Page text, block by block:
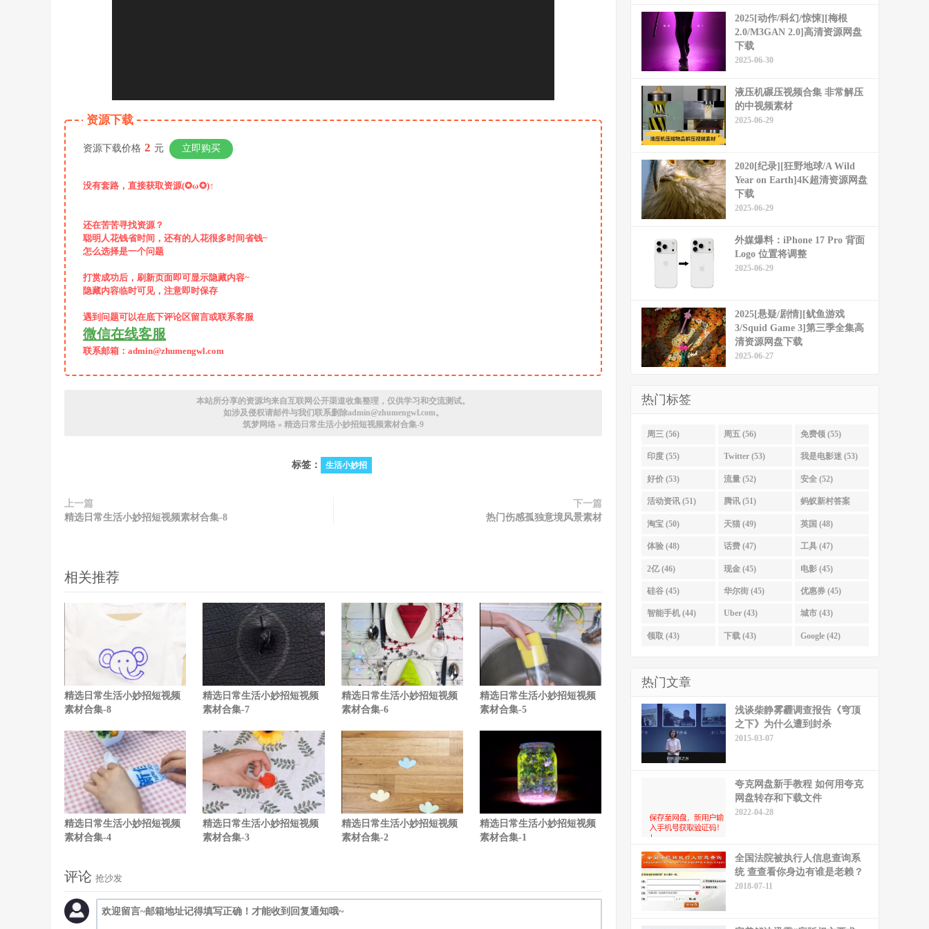
资源下载
资源下载价格 2 元 立即购买
没有套路，直接获取资源(✪ω✪)↑
还在苦苦寻找资源？
聪明人花钱省时间，还有的人花很多时间省钱~
怎么选择是一个问题
打赏成功后， 刷新页面即可显示隐藏内容~
隐藏内容临时可见，注意即时保存
遇到问题可以在底下评论区留言或联系客服
微信在线客服
联系邮箱：admin@zhumengwl.com
本站所分享的资源均来自互联网公开渠道收集整理，仅供学习和交流测试。
如涉及侵权请邮件与我们联系删除admin@zhumengwl.com。
筑梦网络 » 精选日常生活小妙招短视频素材合集-9
标签： 生活小妙招
上一篇
精选日常生活小妙招短视频素材合集-8
下一篇
热门伤感孤独意境风景素材
相关推荐
精选日常生活小妙招短视频
素材合集-8
精选日常生活小妙招短视频
素材合集-7
精选日常生活小妙招短视频
素材合集-6
精选日常生活小妙招短视频
素材合集-5
精选日常生活小妙招短视频
素材合集-4
精选日常生活小妙招短视频
素材合集-3
精选日常生活小妙招短视频
素材合集-2
精选日常生活小妙招短视频
素材合集-1
评论 抢沙发
2025[动作/科幻/惊悚][梅根
2.0/M3GAN 2.0]高清资源网盘
下载
2025-06-30
液压机碾压视频合集 非常解压
的中视频素材
2025-06-29
2020[纪录][狂野地球/A Wild
Year on Earth]4K超清资源网盘
下载
2025-06-29
外媒爆料：​​iPhone 17 Pro 背面
Logo 位置将调整​​
2025-06-29
2025[悬疑/剧情][鱿鱼游戏
3/Squid Game 3]第三季全集高
清资源网盘下载
2025-06-27
热门标签
周三 (56) 周五 (56) 免费领 (55)
印度 (55) Twitter (53) 我是电影迷 (53)
好价 (53) 流量 (52) 安全 (52)
活动资讯 (51) 腾讯 (51) 蚂蚁新村答案
(51)
淘宝 (50) 天猫 (49) 英国 (48)
体验 (48) 话费 (47) 工具 (47)
2亿 (46) 现金 (45) 电影 (45)
硅谷 (45) 华尔街 (45) 优惠券 (45)
智能手机 (44) Uber (43) 城市 (43)
领取 (43) 下载 (43) Google (42)
热门文章
浅谈柴静雾霾调查报告《穹顶
之下》为什么遭到封杀
2015-03-07
夸克网盘新手教程 如何用夸克
网盘转存和下载文件
2022-04-28
全国法院被执行人信息查询系
统 查查看你身边有谁是老赖？
2018-07-11